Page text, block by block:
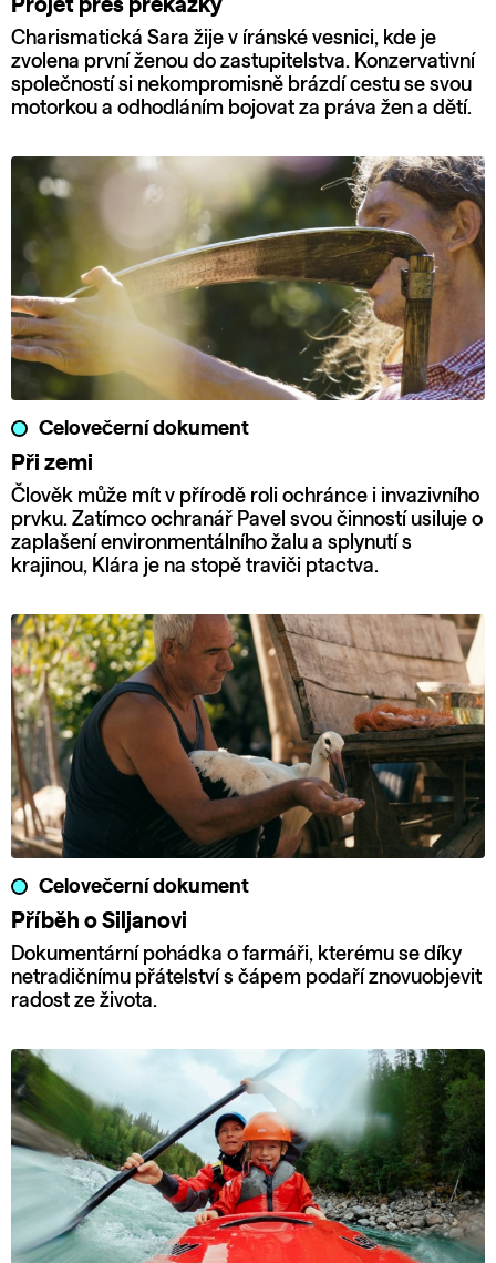
Projet přes překážky
Charismatická Sara žije v íránské vesnici, kde je
zvolena první ženou do zastupitelstva. Konzervativní
společností si nekompromisně brázdí cestu se svou
motorkou a odhodláním bojovat za práva žen a dětí.
Celovečerní dokument
Při zemi
Člověk může mít v přírodě roli ochránce i invazivního
prvku. Zatímco ochranář Pavel svou činností usiluje o
zaplašení environmentálního žalu a splynutí s
krajinou, Klára je na stopě traviči ptactva.
Celovečerní dokument
Příběh o Siljanovi
Dokumentární pohádka o farmáři, kterému se díky
netradičnímu přátelství s čápem podaří znovuobjevit
radost ze života.